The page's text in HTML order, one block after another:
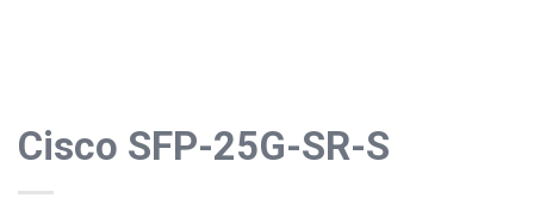
Cisco SFP-25G-SR-S